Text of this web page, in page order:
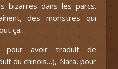
bizarres dans les parcs.
des monstres qui
ça…
pour avoir traduit de
du chinois…), Nara, pour